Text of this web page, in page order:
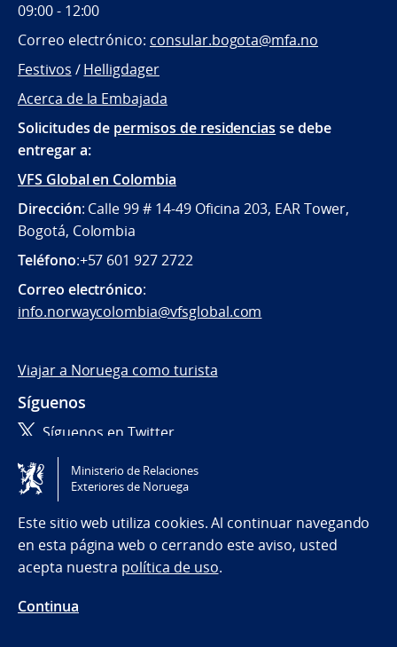
09:00 - 12:00
Correo electrónico: consular.bogota@mfa.no
Festivos /Helligdager
Acerca de la Embajada
Solicitudes de permisos de residencias se debe
entregar a:
VFS Global en Colombia
Dirección: Calle 99 # 14-49 Oficina 203, EAR Tower,
Bogotá, Colombia
Teléfono:+57 601 927 2722
Correo electrónico:
info.norwaycolombia@vfsglobal.com
Viajar a Noruega como turista
Síguenos
Síguenos en Twitter
Tilgjengelighetserklæring / Accessibility statement
(NO)
Ministerio de Relaciones
Exteriores de Noruega
Este sitio web utiliza cookies. Al continuar navegando
en esta página web o cerrando este aviso, usted
acepta nuestra política de uso.
Continua